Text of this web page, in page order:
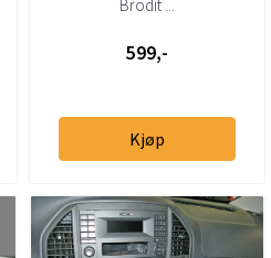
Brodit ...
599,-
Kjøp